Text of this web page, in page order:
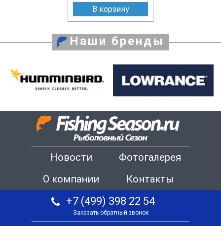
В корзину
Наши бренды
Новости
Фотогалерея
О компании
Контакты
+7 (499) 398 22 54
Заказать обратный звонок